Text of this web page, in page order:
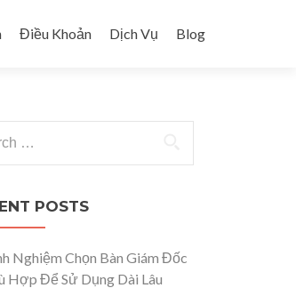
Điều Khoản Dịch Vụ Blog
POSTS
Nghiệm Chọn Bàn Giám Đốc
Hợp Để Sử Dụng Dài Lâu